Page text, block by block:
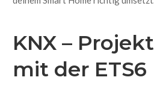
KNX –
mit der ETS6